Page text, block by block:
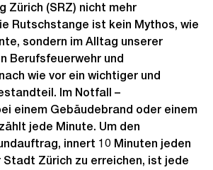
Zürich (SRZ) nicht mehr
Rutschstange ist kein Mythos, wie
sondern im Alltag unserer
Berufsfeuerwehr und
wie vor ein wichtiger und
Im Notfall –
einem Gebäudebrand oder einem
jede Minute. Um den
innert 10 Minuten jeden
Zürich zu erreichen, ist jede